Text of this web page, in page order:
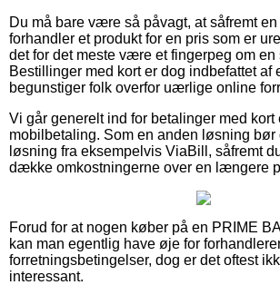
Du må bare være så påvagt, at såfremt
forhandler et produkt for en pris som er
det for det meste være et fingerpeg om en
Bestillinger med kort er dog indbefattet af
begunstiger folk overfor uærlige online
Vi går generelt ind for betalinger med kort
mobilbetaling. Som en anden løsning bør
løsning fra eksempelvis ViaBill, såfremt
dække omkostningerne over en længere
Forud for at nogen køber på en PRIME
kan man egentlig have øje for
forretningsbetingelser, dog er det oftest
interessant.